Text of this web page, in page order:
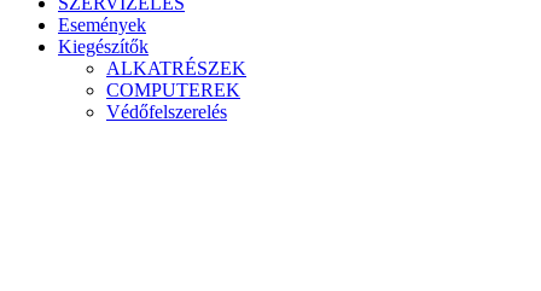
Események
Kiegészítők
ALKATRÉSZEK
COMPUTEREK
Védőfelszerelés